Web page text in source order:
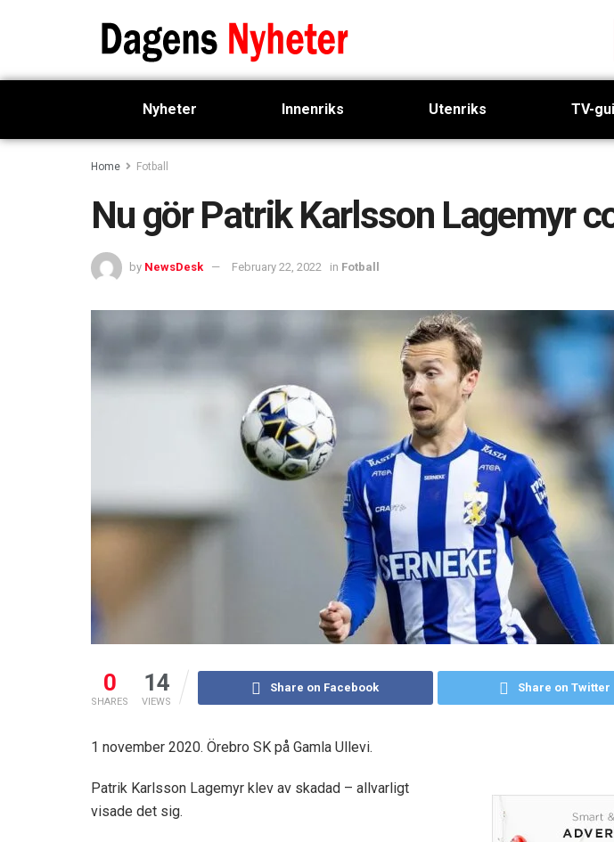
Nyheter Innenriks Utenriks TV-
Home Fotball
Nu gör Patrik Karlsson Lagemyr
by NewsDesk February 22, 2022 in Fotball
0
SHARES
14
VIEWS
Share on Facebook Share on Twitter
1 november 2020. Örebro SK på Gamla Ullevi.
Patrik Karlsson Lagemyr klev av skadad – allvarligt
visade det sig.